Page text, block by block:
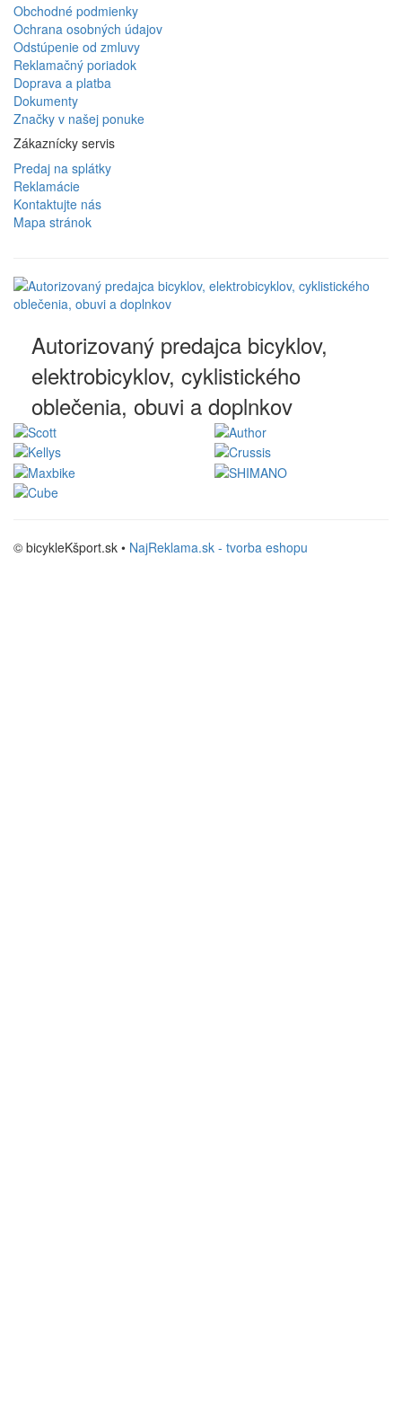
Obchodné podmienky
Ochrana osobných údajov
Odstúpenie od zmluvy
Reklamačný poriadok
Doprava a platba
Dokumenty
Značky v našej ponuke
Zákaznícky servis
Predaj na splátky
Reklamácie
Kontaktujte nás
Mapa stránok
Autorizovaný predajca bicyklov,
elektrobicyklov, cyklistického
oblečenia, obuvi a doplnkov
© bicykleKšport.sk • NajReklama.sk - tvorba eshopu